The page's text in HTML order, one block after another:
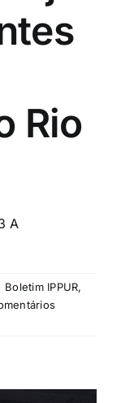
Rio
A
Boletim IPPUR,